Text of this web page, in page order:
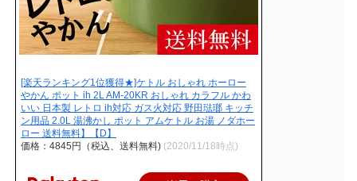
[楽天ランキング1位獲得★]ケトル おしゃれ ホーロー
やかん ポット ih 2L AM-20KR おしゃれ カラフル かわ
いい 日本製 レトロ ih対応 ガス火対応 野田琺瑯 キッチ
ン用品 2.0L 湯沸かし ポット アムケトル お湯 ノダホー
ロー 送料無料】【D】
価格：4845円（税込、送料無料) (2020/11/18時点)